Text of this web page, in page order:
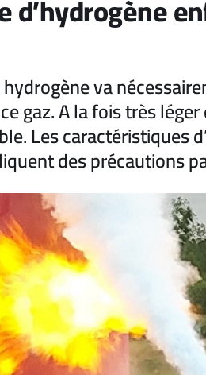
va
gaz. A la fois très
Les caractéristiques
des précautions